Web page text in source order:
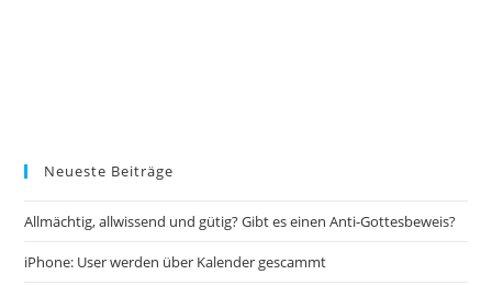
Neueste Beiträge
Allmächtig, allwissend und gütig? Gibt es einen Anti-Gottesbeweis?
iPhone: User werden über Kalender gescammt